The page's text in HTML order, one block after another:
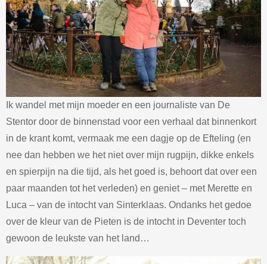
Ik wandel met mijn moeder en een journaliste van De
Stentor door de binnenstad voor een verhaal dat binnenkort
in de krant komt, vermaak me een dagje op de Efteling (en
nee dan hebben we het niet over mijn rugpijn, dikke enkels
en spierpijn na die tijd, als het goed is, behoort dat over een
paar maanden tot het verleden) en geniet – met Merette en
Luca – van de intocht van Sinterklaas. Ondanks het gedoe
over de kleur van de Pieten is de intocht in Deventer toch
gewoon de leukste van het land…